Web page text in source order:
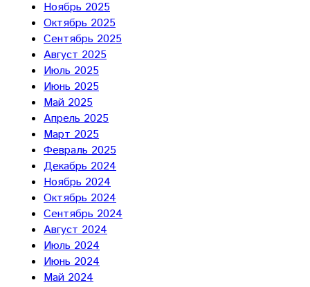
Ноябрь 2025
Октябрь 2025
Сентябрь 2025
Август 2025
Июль 2025
Июнь 2025
Май 2025
Апрель 2025
Март 2025
Февраль 2025
Декабрь 2024
Ноябрь 2024
Октябрь 2024
Сентябрь 2024
Август 2024
Июль 2024
Июнь 2024
Май 2024